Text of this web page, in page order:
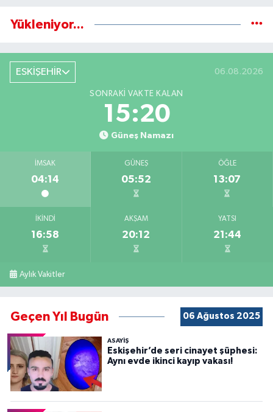
Yükleniyor...
ESKİŞEHİR 06.08.2026
SONRAKI VAKTE KALAN
15:19
Güneş Namazı
İMSAK
04:14
GÜNEŞ
05:52
ÖĞLE
13:07
İKINDI
16:58
AKŞAM
20:12
YATSI
21:44
Aylık Vakitler
Geçen Yıl Bugün 06 Ağustos 2025
ASAYİŞ
Eskişehir’de seri cinayet şüphesi:
Aynı evde ikinci kayıp vakası!